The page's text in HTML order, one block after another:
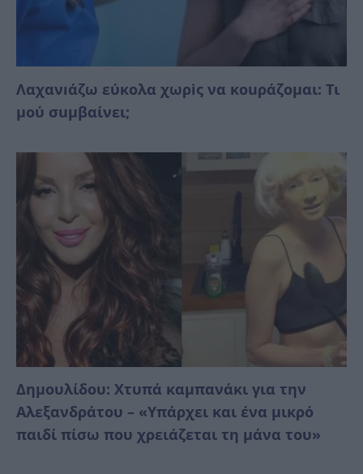
Λαχανıάζω εύκολα χωρiς να κοuράζομαι: Τι
μού σuμβαίνει;
Δημουλίδου: Χτυπά καμπανάκι για την
Αλεξανδράτου – «Υπάρχει και ένα μικρό
παιδί πίσω που χρειάζεται τη μάνα του»